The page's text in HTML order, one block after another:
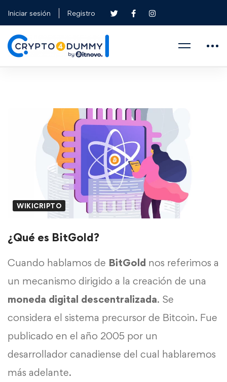
Iniciar sesión Registro
WIKICRIPTO
¿Qué es BitGold?
Cuando hablamos de BitGold nos referimos a
un mecanismo dirigido a la creación de una
moneda digital descentralizada. Se
considera el sistema precursor de Bitcoin. Fue
publicado en el año 2005 por un
desarrollador canadiense del cual hablaremos
más adelante.